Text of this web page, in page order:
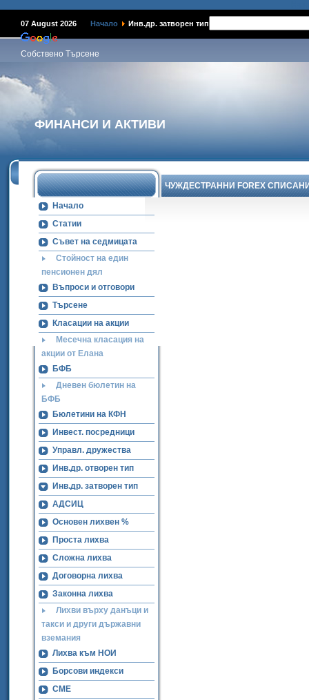
07 August 2026 Начало Инв.др. затворен тип
Собствено Търсене
ФИНАНСИ И АКТИВИ
Начало
Статии
Съвет на седмицата
Стойност на един
пенсионен дял
Въпроси и отговори
Търсене
Класации на акции
Месечна класация на
акции от Елана
БФБ
Дневен бюлетин на
БФБ
Бюлетини на КФН
Инвест. посредници
Управл. дружества
Инв.др. отворен тип
Инв.др. затворен тип
АДСИЦ
Основен лихвен %
Проста лихва
Сложна лихва
Договорна лихва
Законна лихва
Лихви върху данъци и
такси и други държавни
вземания
Лихва към НОИ
Борсови индекси
CME
ЧУЖДЕСТРАННИ FOREX